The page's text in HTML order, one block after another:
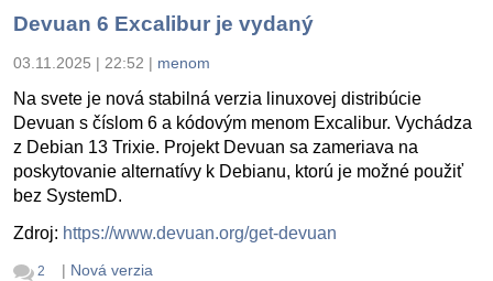
Devuan 6 Excalibur je vydaný
03.11.2025 | 22:52 | menom
Na svete je nová stabilná verzia linuxovej distribúcie
Devuan s číslom 6 a kódovým menom Excalibur. Vychádza
z Debian 13 Trixie. Projekt Devuan sa zameriava na
poskytovanie alternatívy k Debianu, ktorú je možné použiť
bez SystemD.
Zdroj: https://www.devuan.org/get-devuan
2 | Nová verzia